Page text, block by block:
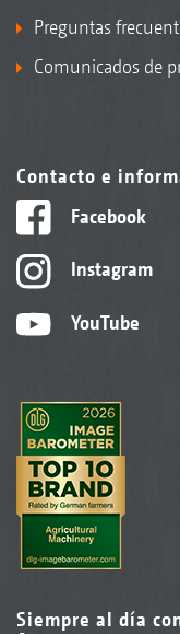
Preguntas
Comunicados de
Contacto e
Facebook
Instagram
YouTube
Siempre al día